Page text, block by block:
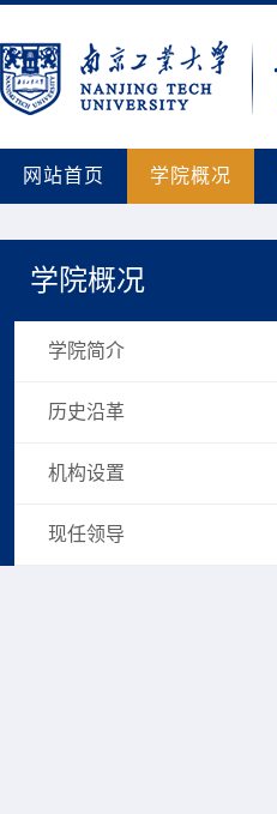
网站首页 学院概况
学院概况
学院简介
历史沿革
机构设置
现任领导